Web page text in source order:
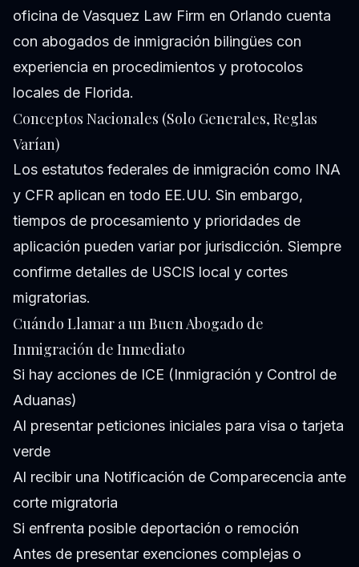
oficina de Vasquez Law Firm en Orlando cuenta
con abogados de inmigración bilingües con
experiencia en procedimientos y protocolos
locales de Florida.
Conceptos Nacionales (Solo Generales, Reglas
Varían)
Los estatutos federales de inmigración como INA
y CFR aplican en todo EE.UU. Sin embargo,
tiempos de procesamiento y prioridades de
aplicación pueden variar por jurisdicción. Siempre
confirme detalles de USCIS local y cortes
migratorias.
Cuándo Llamar a un Buen Abogado de
Inmigración de Inmediato
Si hay acciones de ICE (Inmigración y Control de
Aduanas)
Al presentar peticiones iniciales para visa o tarjeta
verde
Al recibir una Notificación de Comparecencia ante
corte migratoria
Si enfrenta posible deportación o remoción
Antes de presentar exenciones complejas o